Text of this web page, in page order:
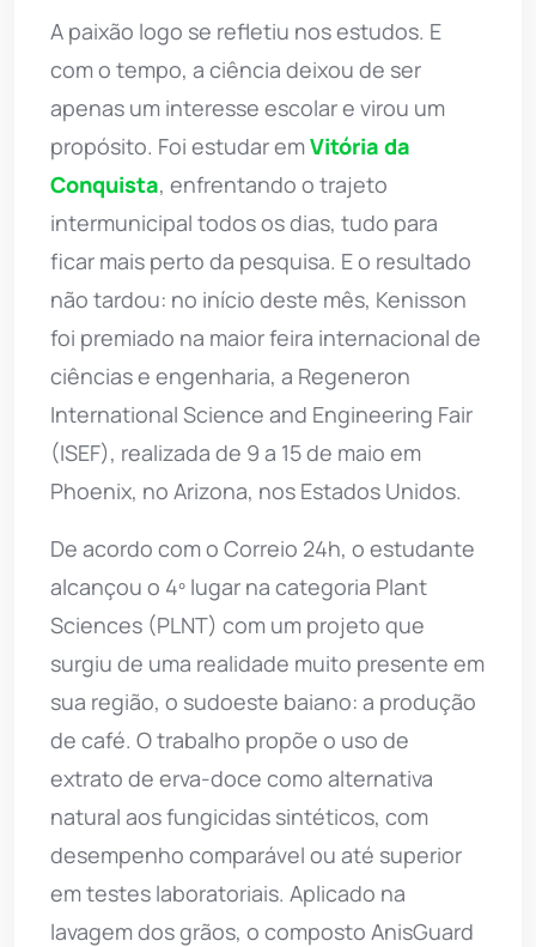
A paixão logo se refletiu nos estudos. E
com o tempo, a ciência deixou de ser
apenas um interesse escolar e virou um
propósito. Foi estudar emVitória da
Conquista, enfrentando o trajeto
intermunicipal todos os dias, tudo para
ficar mais perto da pesquisa. E o resultado
não tardou: no início deste mês, Kenisson
foi premiado na maior feira internacional de
ciências e engenharia, a Regeneron
International Science and Engineering Fair
(ISEF), realizada de 9 a 15 de maio em
Phoenix, no Arizona, nos Estados Unidos.
De acordo com o Correio 24h, o estudante
alcançou o 4º lugar na categoria Plant
Sciences (PLNT) com um projeto que
surgiu de uma realidade muito presente em
sua região, o sudoeste baiano: a produção
de café. O trabalho propõe o uso de
extrato de erva-doce como alternativa
natural aos fungicidas sintéticos, com
desempenho comparável ou até superior
em testes laboratoriais. Aplicado na
lavagem dos grãos, o composto AnisGuard